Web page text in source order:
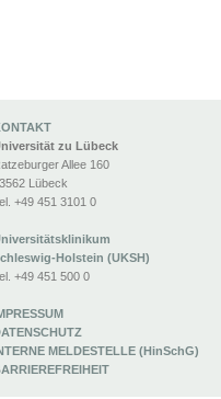
zu Lübeck
Allee 160
Lübeck
+49 451 3101 0
Holstein (UKSH)
+49 451 500 0
MELDESTELLE (HinSchG)